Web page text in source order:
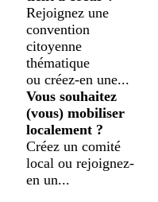
Rejoignez une
convention
citoyenne
thématique
ou créez-en une...
Vous souhaitez
(vous) mobiliser
localement ?
Créez un comité
local ou rejoignez-
en un...